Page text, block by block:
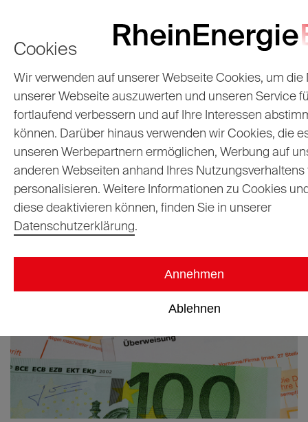
Cookies
Wir verwenden auf unserer Webseite Cookies, um die
unserer Webseite auszuwerten und unseren Service
fortlaufend verbessern und auf Ihre Interessen
können. Darüber hinaus verwenden wir Cookies, die
unseren Werbepartnern ermöglichen, Werbung auf
anderen Webseiten anhand Ihres Nutzungsverhaltens
personalisieren. Weitere Informationen zu Cookies
diese deaktivieren können, finden Sie in unserer
Datenschutzerklärung.
Annehmen
Ablehnen
Zahlungsrückständ
e und
Stromsperrung
vermeiden
25.01.2016 Claudia